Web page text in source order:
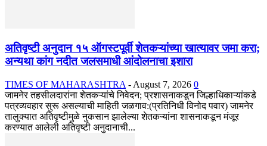
अतिवृष्टी अनुदान १५ ऑगस्टपूर्वी शेतकऱ्यांच्या खात्यावर जमा करा;
अन्यथा कांग नदीत जलसमाधी आंदोलनाचा इशारा
TIMES OF MAHARASHTRA - August 7, 2026 0
जामनेर तहसीलदारांना शेतकऱ्यांचे निवेदन; प्रशासनाकडून जिल्हाधिकाऱ्यांकडे
पत्रव्यवहार सुरू असल्याची माहिती जळगाव:(प्रतिनिधी विनोद पवार) जामनेर
तालुक्यात अतिवृष्टीमुळे नुकसान झालेल्या शेतकऱ्यांना शासनाकडून मंजूर
करण्यात आलेली अतिवृष्टी अनुदानाची...